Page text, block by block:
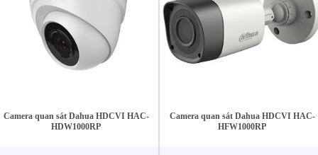
Camera quan sát Dahua HDCVI HAC-
HDW1000RP
Camera quan sát Dahua HDCVI HAC-
HFW1000RP